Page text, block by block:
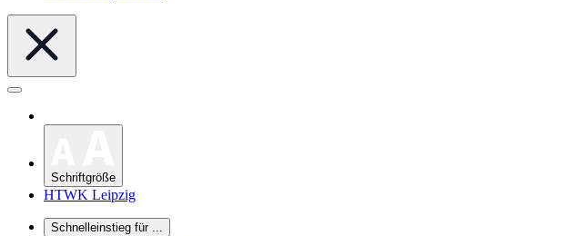
Schriftgröße
HTWK Leipzig
Schnelleinstieg für ...